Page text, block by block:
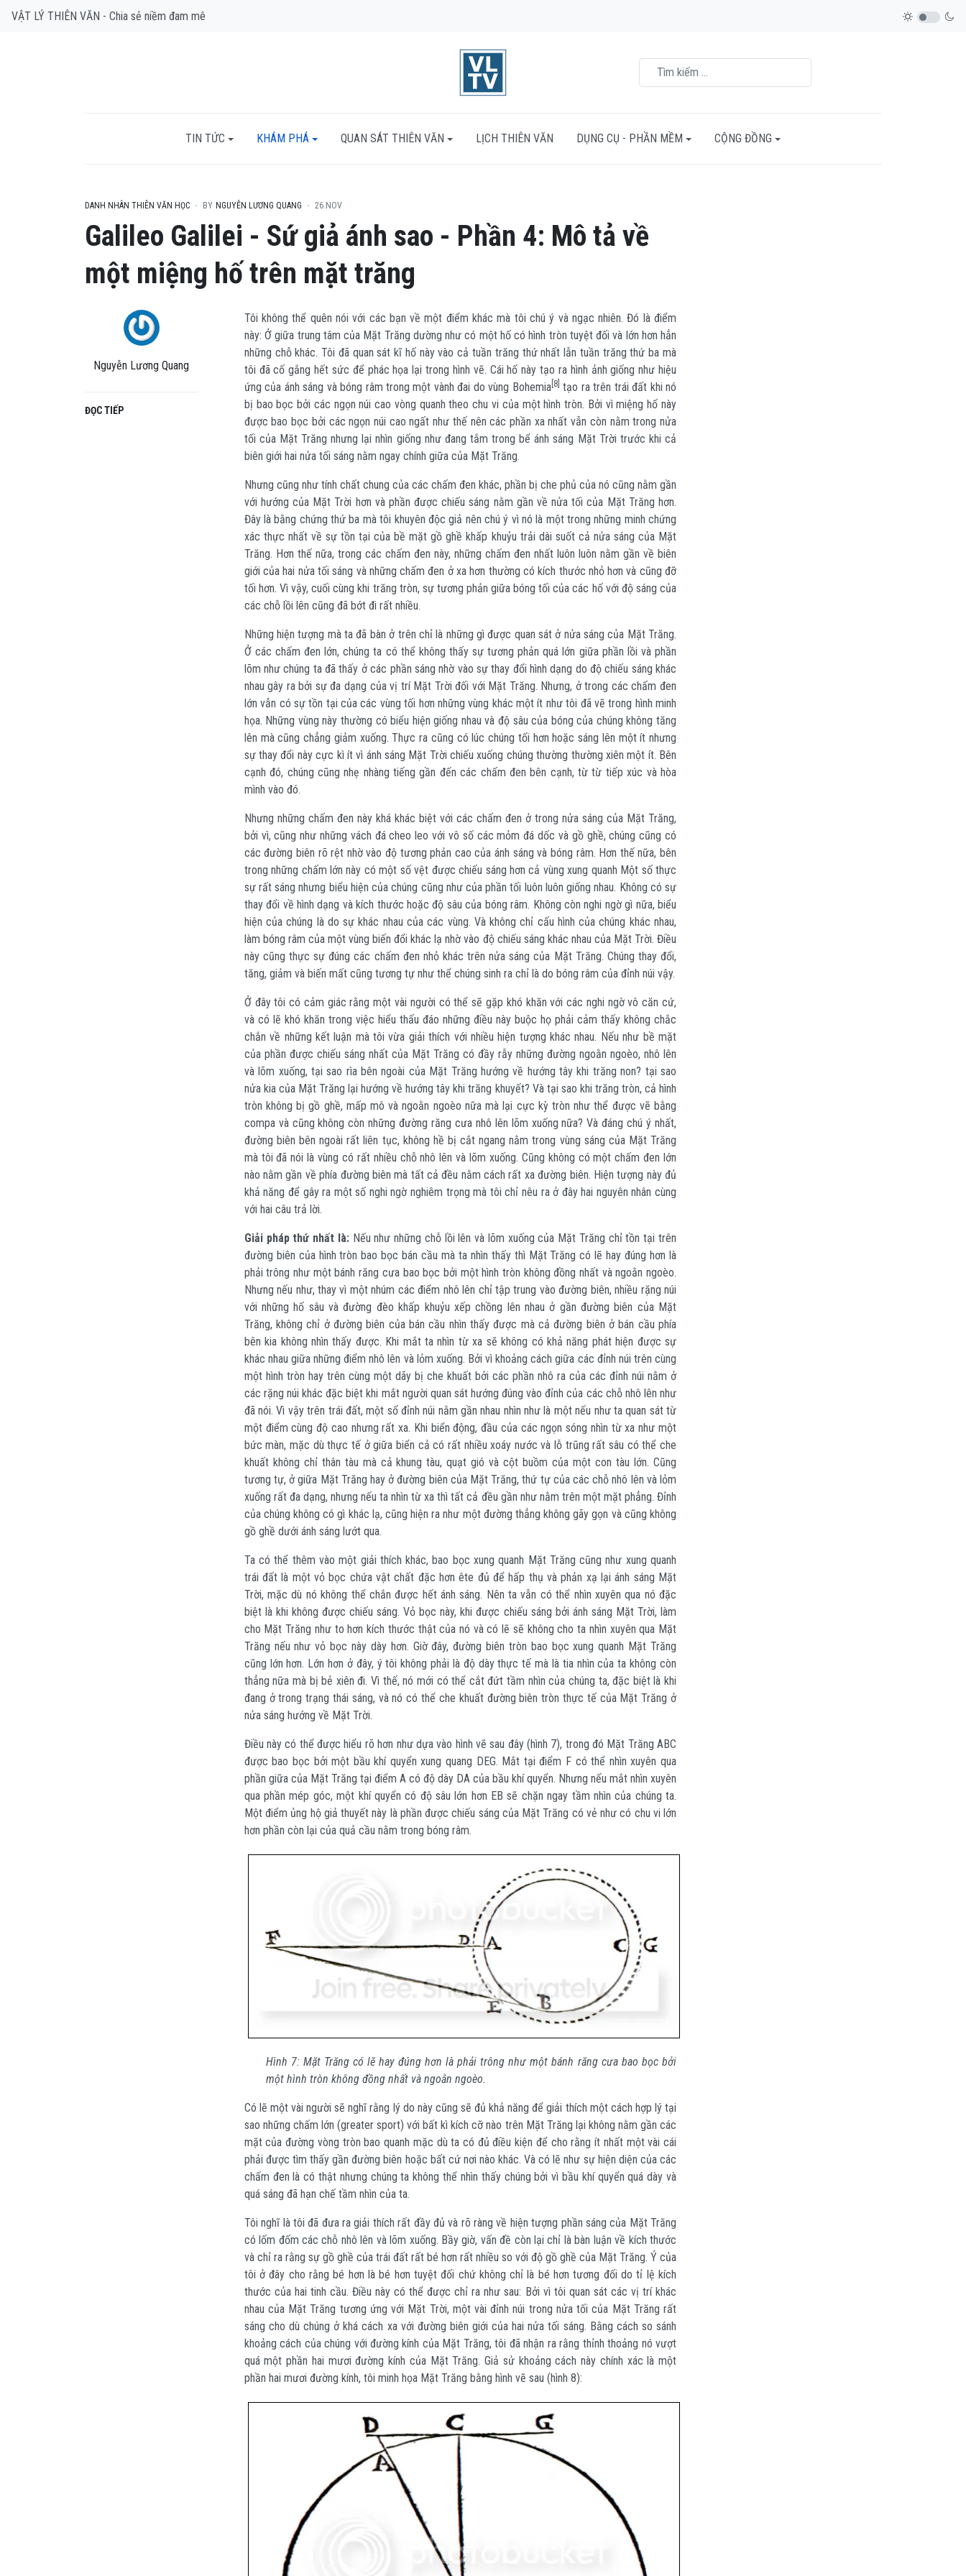
VẬT LÝ THIÊN VĂN - Chia sẻ niềm đam mê
TIN TỨC KHÁM PHÁ QUAN SÁT THIÊN VĂN LỊCH THIÊN VĂN DỤNG CỤ - PHẦN MỀM CỘNG ĐỒNG
DANH NHÂN THIÊN VĂN HỌC BY NGUYỄN LƯƠNG QUANG 26.NOV
Galileo Galilei - Sứ giả ánh sao - Phần 4: Mô tả về
một miệng hố trên mặt trăng
Nguyễn Lương Quang
ĐỌC TIẾP
Tôi không thể quên nói với các bạn về một điểm khác mà tôi chú ý và ngạc nhiên. Đó là điểm
này: Ở giữa trung tâm của Mặt Trăng dường như có một hố có hình tròn tuyệt đối và lớn hơn hẳn
những chỗ khác. Tôi đã quan sát kĩ hố này vào cả tuần trăng thứ nhất lẫn tuần trăng thứ ba mà
tôi đã cố gắng hết sức để phác họa lại trong hình vẽ. Cái hố này tạo ra hình ảnh giống như hiệu
ứng của ánh sáng và bóng râm trong một vành đai do vùng Bohemia [8] tạo ra trên trái đất khi nó
bị bao bọc bởi các ngọn núi cao vòng quanh theo chu vi của một hình tròn. Bởi vì miệng hố này
được bao bọc bởi các ngọn núi cao ngất như thế nên các phần xa nhất vẫn còn nằm trong nửa
tối của Mặt Trăng nhưng lại nhìn giống như đang tắm trong bể ánh sáng Mặt Trời trước khi cả
biên giới hai nửa tối sáng nằm ngay chính giữa của Mặt Trăng.
Nhưng cũng như tính chất chung của các chấm đen khác, phần bị che phủ của nó cũng nằm gần
với hướng của Mặt Trời hơn và phần được chiếu sáng nằm gần về nửa tối của Mặt Trăng hơn.
Đây là bằng chứng thứ ba mà tôi khuyên độc giả nên chú ý vì nó là một trong những minh chứng
xác thực nhất về sự tồn tại của bề mặt gồ ghề khấp khuỷu trải dài suốt cả nửa sáng của Mặt
Trăng. Hơn thế nữa, trong các chấm đen này, những chấm đen nhất luôn luôn nằm gần về biên
giới của hai nửa tối sáng và những chấm đen ở xa hơn thường có kích thước nhỏ hơn và cũng đỡ
tối hơn. Vì vậy, cuối cùng khi trăng tròn, sự tương phản giữa bóng tối của các hố với độ sáng của
các chỗ lồi lên cũng đã bớt đi rất nhiều.
Những hiện tượng mà ta đã bàn ở trên chỉ là những gì được quan sát ở nửa sáng của Mặt Trăng.
Ở các chấm đen lớn, chúng ta có thể không thấy sự tương phản quá lớn giữa phần lồi và phần
lõm như chúng ta đã thấy ở các phần sáng nhờ vào sự thay đổi hình dạng do độ chiếu sáng khác
nhau gây ra bởi sự đa dạng của vị trí Mặt Trời đối với Mặt Trăng. Nhưng, ở trong các chấm đen
lớn vẫn có sự tồn tại của các vùng tối hơn những vùng khác một ít như tôi đã vẽ trong hình minh
họa. Những vùng này thường có biểu hiện giống nhau và độ sâu của bóng của chúng không tăng
lên mà cũng chẳng giảm xuống. Thực ra cũng có lúc chúng tối hơn hoặc sáng lên một ít nhưng
sự thay đổi này cực kì ít vì ánh sáng Mặt Trời chiếu xuống chúng thường thường xiên một ít. Bên
cạnh đó, chúng cũng nhẹ nhàng tiếng gần đến các chấm đen bên cạnh, từ từ tiếp xúc và hòa
mình vào đó.
Nhưng những chấm đen này khá khác biệt với các chấm đen ở trong nửa sáng của Mặt Trăng,
bởi vì, cũng như những vách đá cheo leo với vô số các mỏm đá dốc và gồ ghề, chúng cũng có
các đường biên rõ rệt nhờ vào độ tương phản cao của ánh sáng và bóng râm. Hơn thế nữa, bên
trong những chấm lớn này có một số vệt được chiếu sáng hơn cả vùng xung quanh Một số thực
sự rất sáng nhưng biểu hiện của chúng cũng như của phần tối luôn luôn giống nhau. Không có sự
thay đổi về hình dạng và kích thước hoặc độ sâu của bóng râm. Không còn nghi ngờ gì nữa, biểu
hiện của chúng là do sự khác nhau của các vùng. Và không chỉ cấu hình của chúng khác nhau,
làm bóng râm của một vùng biến đổi khác lạ nhờ vào độ chiếu sáng khác nhau của Mặt Trời. Điều
này cũng thực sự đúng các chấm đen nhỏ khác trên nửa sáng của Mặt Trăng. Chúng thay đổi,
tăng, giảm và biến mất cũng tương tự như thể chúng sinh ra chỉ là do bóng râm của đỉnh núi vậy.
Ở đây tôi có cảm giác rằng một vài người có thể sẽ gặp khó khăn với các nghi ngờ vô căn cứ,
và có lẽ khó khăn trong việc hiểu thấu đáo những điều này buộc họ phải cảm thấy không chắc
chắn về những kết luận mà tôi vừa giải thích với nhiều hiện tượng khác nhau. Nếu như bề mặt
của phần được chiếu sáng nhất của Mặt Trăng có đầy rẫy những đường ngoằn ngoèo, nhô lên
và lõm xuống, tại sao rìa bên ngoài của Mặt Trăng hướng về hướng tây khi trăng non? tại sao
nửa kia của Mặt Trăng lại hướng về hướng tây khi trăng khuyết? Và tại sao khi trăng tròn, cả hình
tròn không bị gồ ghề, mấp mô và ngoằn ngoèo nữa mà lại cực kỳ tròn như thể được vẽ bằng
compa và cũng không còn những đường răng cưa nhô lên lõm xuống nữa? Và đáng chú ý nhất,
đường biên bên ngoài rất liên tục, không hề bị cắt ngang nằm trong vùng sáng của Mặt Trăng
mà tôi đã nói là vùng có rất nhiều chỗ nhô lên và lõm xuống. Cũng không có một chấm đen lớn
nào nằm gần về phía đường biên mà tất cả đều nằm cách rất xa đường biên. Hiện tượng này đủ
khả năng để gây ra một số nghi ngờ nghiêm trọng mà tôi chỉ nêu ra ở đây hai nguyên nhân cùng
với hai câu trả lời.
Giải pháp thứ nhất là:Nếu như những chỗ lồi lên và lõm xuống của Mặt Trăng chỉ tồn tại trên
đường biên của hình tròn bao bọc bán cầu mà ta nhìn thấy thì Mặt Trăng có lẽ hay đúng hơn là
phải trông như một bánh răng cưa bao bọc bởi một hình tròn không đồng nhất và ngoằn ngoèo.
Nhưng nếu như, thay vì một nhúm các điểm nhô lên chỉ tập trung vào đường biên, nhiều rặng núi
với những hố sâu và đường đèo khấp khuỷu xếp chồng lên nhau ở gần đường biên của Mặt
Trăng, không chỉ ở đường biên của bán cầu nhìn thấy được mà cả đường biên ở bán cầu phía
bên kia không nhìn thấy được. Khi mắt ta nhìn từ xa sẽ không có khả năng phát hiện được sự
khác nhau giữa những điểm nhô lên và lỏm xuống. Bởi vì khoảng cách giữa các đỉnh núi trên cùng
một hình tròn hay trên cùng một dãy bị che khuất bởi các phần nhô ra của các đỉnh núi nằm ở
các rặng núi khác đặc biệt khi mắt người quan sát hướng đúng vào đỉnh của các chỗ nhô lên như
đã nói. Vì vậy trên trái đất, một số đỉnh núi nằm gần nhau nhìn như là một nếu như ta quan sát từ
một điểm cùng độ cao nhưng rất xa. Khi biển động, đầu của các ngọn sóng nhìn từ xa như một
bức màn, mặc dù thực tế ở giữa biển cả có rất nhiều xoáy nước và lỗ trũng rất sâu có thể che
khuất không chỉ thân tàu mà cả khung tàu, quạt gió và cột buồm của một con tàu lớn. Cũng
tương tự, ở giữa Mặt Trăng hay ở đường biên của Mặt Trăng, thứ tự của các chỗ nhô lên và lỏm
xuống rất đa dạng, nhưng nếu ta nhìn từ xa thì tất cả đều gần như nằm trên một mặt phẳng. Đỉnh
của chúng không có gì khác lạ, cũng hiện ra như một đường thẳng không gãy gọn và cũng không
gồ ghề dưới ánh sáng lướt qua.
Ta có thể thêm vào một giải thích khác, bao bọc xung quanh Mặt Trăng cũng như xung quanh
trái đất là một vỏ bọc chứa vật chất đặc hơn ête đủ để hấp thụ và phản xạ lại ánh sáng Mặt
Trời, mặc dù nó không thể chắn được hết ánh sáng. Nên ta vẫn có thể nhìn xuyên qua nó đặc
biệt là khi không được chiếu sáng. Vỏ bọc này, khi được chiếu sáng bởi ánh sáng Mặt Trời, làm
cho Mặt Trăng như to hơn kích thước thật của nó và có lẽ sẽ không cho ta nhìn xuyên qua Mặt
Trăng nếu như vỏ bọc này dày hơn. Giờ đây, đường biên tròn bao bọc xung quanh Mặt Trăng
cũng lớn hơn. Lớn hơn ở đây, ý tôi không phải là độ dày thực tế mà là tia nhìn của ta không còn
thẳng nữa mà bị bẻ xiên đi. Vì thế, nó mới có thể cắt đứt tầm nhìn của chúng ta, đặc biệt là khi
đang ở trong trạng thái sáng, và nó có thể che khuất đường biên tròn thực tế của Mặt Trăng ở
nửa sáng hướng về Mặt Trời.
Điều này có thể được hiểu rõ hơn như dựa vào hình vẽ sau đây (hình 7), trong đó Mặt Trăng ABC
được bao bọc bởi một bầu khí quyển xung quang DEG. Mắt tại điểm F có thể nhìn xuyên qua
phần giữa của Mặt Trăng tại điểm A có độ dày DA của bầu khí quyển. Nhưng nếu mắt nhìn xuyên
qua phần mép góc, một khí quyển có độ sâu lớn hơn EB sẽ chặn ngay tầm nhìn của chúng ta.
Một điểm ủng hộ giả thuyết này là phần được chiếu sáng của Mặt Trăng có vẻ như có chu vi lớn
hơn phần còn lại của quả cầu nằm trong bóng râm.
Hình 7: Mặt Trăng có lẽ hay đúng hơn là phải trông như một bánh răng cưa bao bọc bởi
một hình tròn không đồng nhất và ngoằn ngoèo.
Có lẽ một vài người sẽ nghĩ rằng lý do này cũng sẽ đủ khả năng để giải thích một cách hợp lý tại
sao những chấm lớn (greater sport) với bất kì kích cỡ nào trên Mặt Trăng lại không nằm gần các
mặt của đường vòng tròn bao quanh mặc dù ta có đủ điều kiện để cho rằng ít nhất một vài cái
phải được tìm thấy gần đường biên hoặc bất cứ nơi nào khác. Và có lẽ như sự hiện diện của các
chấm đen là có thật nhưng chúng ta không thể nhìn thấy chúng bởi vì bầu khí quyển quá dày và
quá sáng đã hạn chế tầm nhìn của ta.
Tôi nghĩ là tôi đã đưa ra giải thích rất đầy đủ và rõ ràng về hiện tượng phần sáng của Mặt Trăng
có lốm đốm các chỗ nhô lên và lõm xuống. Bầy giờ, vấn đề còn lại chỉ là bàn luận về kích thước
và chỉ ra rằng sự gồ ghề của trái đất rất bé hơn rất nhiều so với độ gồ ghề của Mặt Trăng. Ý của
tôi ở đây cho rằng bé hơn là bé hơn tuyệt đối chứ không chỉ là bé hơn tương đối do tỉ lệ kích
thước của hai tinh cầu. Điều này có thể được chỉ ra như sau: Bởi vì tôi quan sát các vị trí khác
nhau của Mặt Trăng tương ứng với Mặt Trời, một vài đỉnh núi trong nửa tối của Mặt Trăng rất
sáng cho dù chúng ở khá cách xa với đường biên giới của hai nửa tối sáng. Bằng cách so sánh
khoảng cách của chúng với đường kính của Mặt Trăng, tôi đã nhận ra rằng thỉnh thoảng nó vượt
quá một phần hai mươi đường kính của Mặt Trăng. Giả sử khoảng cách này chính xác là một
phần hai mươi đường kính, tôi minh họa Mặt Trăng bằng hình vẽ sau (hình 8):